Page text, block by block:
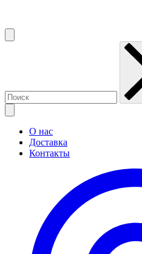
О нас
Доставка
Контакты